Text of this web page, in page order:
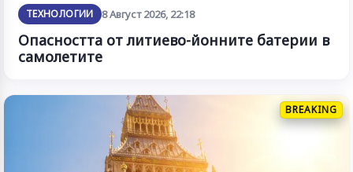
ТЕХНОЛОГИИ 8 Август 2026, 22:18
Опасността от литиево-йонните батерии в
самолетите
BREAKING